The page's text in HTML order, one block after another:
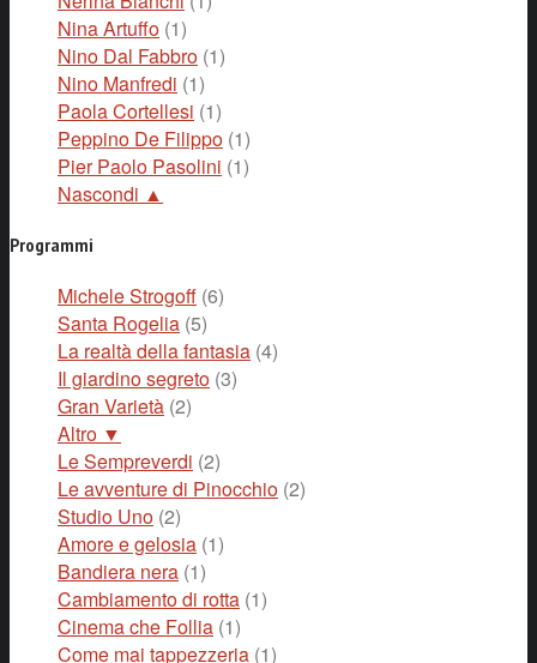
Nina Artuffo (1)
Nino Dal Fabbro (1)
Nino Manfredi (1)
Paola Cortellesi (1)
Peppino De Filippo (1)
Pier Paolo Pasolini (1)
Nascondi ▲
Programmi
Michele Strogoff (6)
Santa Rogelia (5)
La realtà della fantasia (4)
Il giardino segreto (3)
Gran Varietà (2)
Altro ▼
Le Sempreverdi (2)
Le avventure di Pinocchio (2)
Studio Uno (2)
Amore e gelosia (1)
Bandiera nera (1)
Cambiamento di rotta (1)
Cinema che Follia (1)
Come mai tappezzeria (1)